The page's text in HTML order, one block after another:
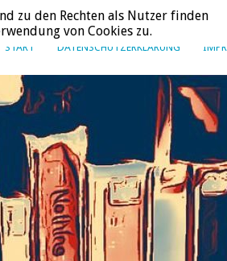
START DATENSCHUTZERKLÄRUNG
zu den Rechten als Nutzer finden
von Cookies zu.